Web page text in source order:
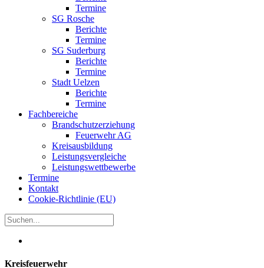
Termine
SG Rosche
Berichte
Termine
SG Suderburg
Berichte
Termine
Stadt Uelzen
Berichte
Termine
Fachbereiche
Brandschutzerziehung
Feuerwehr AG
Kreisausbildung
Leistungsvergleiche
Leistungswettbewerbe
Termine
Kontakt
Cookie-Richtlinie (EU)
Kreisfeuerwehr